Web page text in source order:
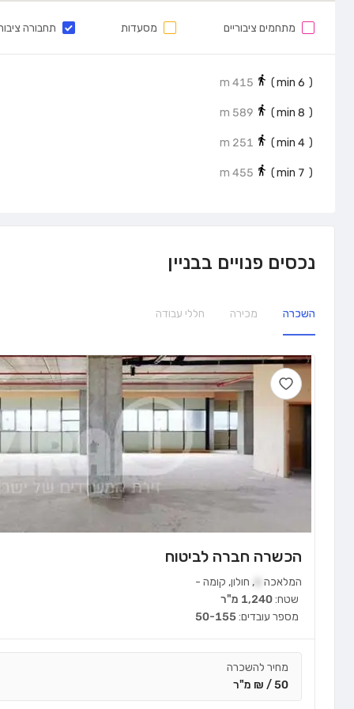
מתחמים ציבוריים מסעדות תחבורה
(
6
415 m
(
8
589 m
(
4
251 m
(
7
455 m
נכסים פנויים בבניין
השכרה מכירה חללי עבודה
הכשרה חברה לביטוח
המלאכה , חולון, קומה -
שטח:1,240 מ"ר
מספר עובדים:50-155
מחיר להשכרה
50 / ₪ מ"ר